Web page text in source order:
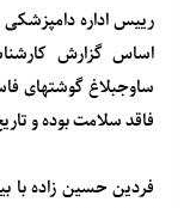
رییس اداره
اساس گزارش
ساوجبلاغ گوشتهای
فاقد سلامت بوده و
فردین حسین زاده با